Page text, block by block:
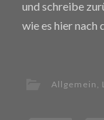
und schreibe
wie es hier nach
Allgemein